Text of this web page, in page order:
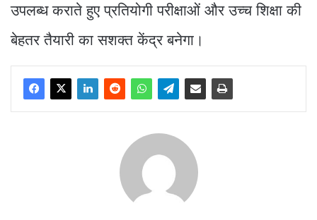
उपलब्ध कराते हुए प्रतियोगी परीक्षाओं और उच्च शिक्षा की
बेहतर तैयारी का सशक्त केंद्र बनेगा।